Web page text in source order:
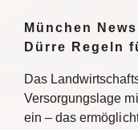
München
Dürre Regeln
Das
Versorgungslage
ein – das